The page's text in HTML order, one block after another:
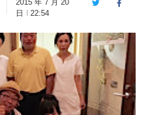
2015 年 7 月 20
日
22:54
TwitterFacebook